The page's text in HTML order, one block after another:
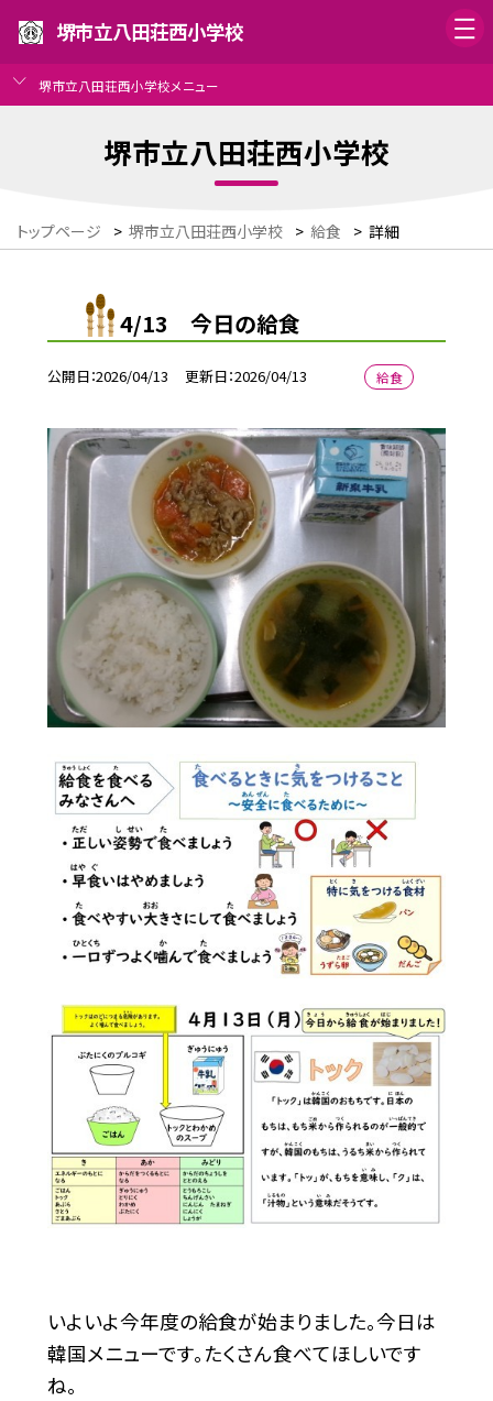
堺市立八田荘西小学校
堺市立八田荘西小学校メニュー
堺市立八田荘西小学校
トップページ > 堺市立八田荘西小学校 > 給食 > 詳細
4/13 今日の給食
公開日 2026/04/13 更新日 2026/04/13 給食
いよいよ今年度の給食が始まりました。今日は
韓国メニューです。たくさん食べてほしいです
ね。